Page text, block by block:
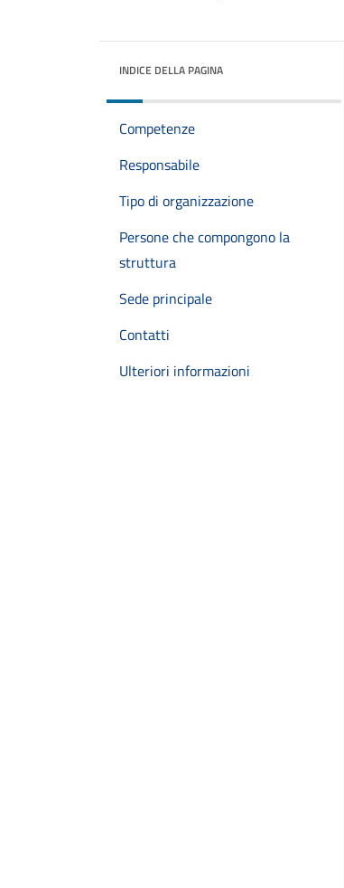
INDICE DELLA PAGINA
Competenze
Responsabile
Tipo di organizzazione
Persone che compongono la
struttura
Sede principale
Contatti
Ulteriori informazioni